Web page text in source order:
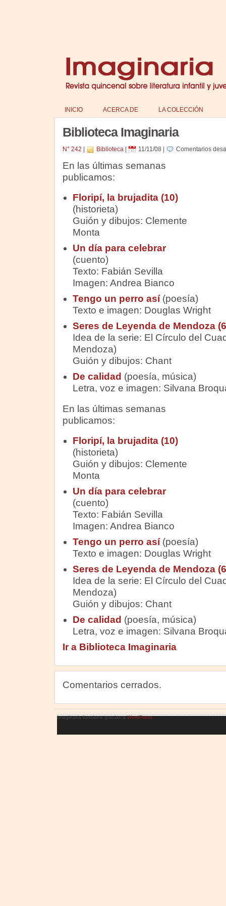
INICIO ACERCA DE LA COLECCIÓN
Biblioteca Imaginaria
N° 242 Biblioteca| 11/11/08 Comentarios
En las últimas semanas
publicamos:
Floripí, la brujadita (10)
(historieta)
Guión y dibujos: Clemente
Monta
Un día para celebrar
(cuento)
Texto: Fabián Sevilla
Imagen: Andrea Bianco
Tengo un perro así(poesía)
Texto e imagen: Douglas Wright
Seres de Leyenda de Mendoza
Idea de la serie: El Círculo del
Mendoza)
Guión y dibujos: Chant
De calidad (poesía, música)
Letra, voz e imagen: Silvana
En las últimas semanas
publicamos:
Floripí, la brujadita (10)
(historieta)
Guión y dibujos: Clemente
Monta
Un día para celebrar
(cuento)
Texto: Fabián Sevilla
Imagen: Andrea Bianco
Tengo un perro así(poesía)
Texto e imagen: Douglas Wright
Seres de Leyenda de Mendoza
Idea de la serie: El Círculo del
Mendoza)
Guión y dibujos: Chant
De calidad (poesía, música)
Letra, voz e imagen: Silvana
Ir a Biblioteca Imaginaria
Comentarios cerrados.
Imaginaria funciona gracias aWordPress